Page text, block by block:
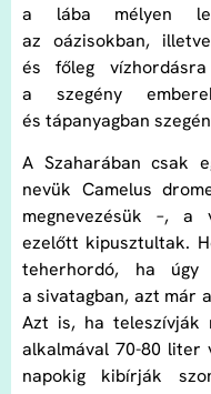
a lába mélyen
az oázisokban,
és főleg
a szegény
és tápanyagban
A Szaharában csak
nevük Camelus
megnevezésük –, a
ezelőtt kipusztultak.
teherhordó, ha úgy
a sivatagban, azt már
Azt is, ha teleszívják
alkalmával 70-80 liter
napokig kibírják